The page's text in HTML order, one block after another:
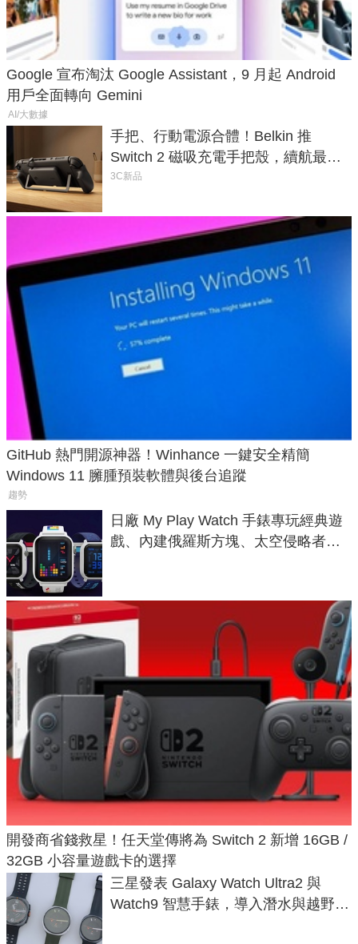
Google 宣布淘汰 Google Assistant，9 月起 Android
用戶全面轉向 Gemini
AI/大數據
手把、行動電源合體！Belkin 推
Switch 2 磁吸充電手把殼，續航最高
延長 1.5 倍
3C新品
GitHub 熱門開源神器！Winhance 一鍵安全精簡
Windows 11 臃腫預裝軟體與後台追蹤
趨勢
日廠 My Play Watch 手錶專玩經典遊
戲、內建俄羅斯方塊、太空侵略者，
開發商省錢救星！任天堂傳將為 Switch 2 新增 16GB /
32GB 小容量遊戲卡的選擇
三星發表 Galaxy Watch Ultra2 與
Watch9 智慧手錶，導入潛水與越野跑